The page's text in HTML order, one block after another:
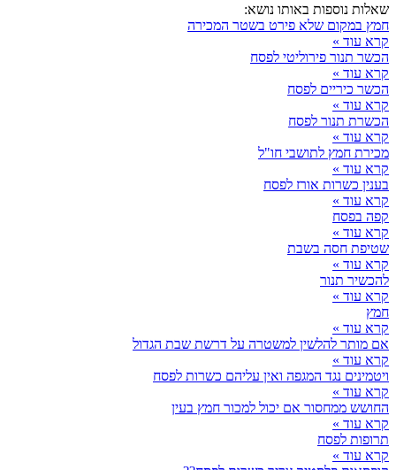
שאלות נוספות באותו נושא:
חמץ במקום שלא פירט בשטר המכירה
קרא עוד »
הכשר תנור פירוליטי לפסח
קרא עוד »
הכשר כיריים לפסח
קרא עוד »
הכשרת תנור לפסח
קרא עוד »
מכירת חמץ לתושבי חו"ל
קרא עוד »
בענין כשרות אורז לפסח
קרא עוד »
קפה בפסח
קרא עוד »
שטיפת חסה בשבת
קרא עוד »
להכשיר תנור
קרא עוד »
חמץ
קרא עוד »
אם מותר להלשין למשטרה על דרשת שבת הגדול
קרא עוד »
ויטמינים נגד המגפה ואין עליהם כשרות לפסח
קרא עוד »
החושש ממחסור אם יכול למכור חמץ בעין
קרא עוד »
תרופות לפסח
קרא עוד »